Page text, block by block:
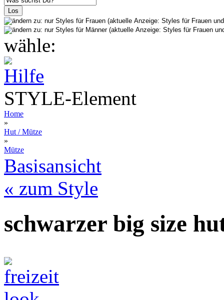
wähle:
STYLE-Element
Home
»
Hut / Mütze
»
Mütze
Basisansicht
« zum Style
schwarzer big size